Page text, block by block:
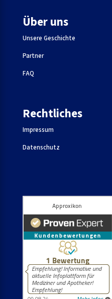
Über uns
Unsere Geschichte
Partner
FAQ
Rechtliches
Impressum
Datenschutz